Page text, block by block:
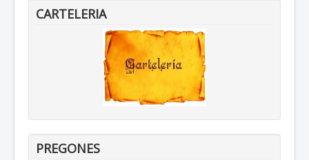
CARTELERIA
PREGONES